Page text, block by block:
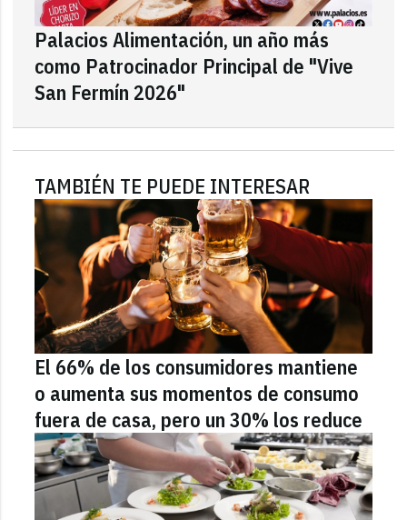
Palacios Alimentación, un año más
como Patrocinador Principal de "Vive
San Fermín 2026"
TAMBIÉN TE PUEDE INTERESAR
El 66% de los consumidores mantiene
o aumenta sus momentos de consumo
fuera de casa, pero un 30% los reduce